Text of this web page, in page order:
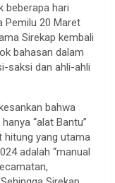
beberapa hari
Pemilu 20 Maret
Sirekap kembali
bahasan dalam
saksi dan ahli-ahli
bahwa
“alat Bantu”
hitung yang utama
adalah “manual